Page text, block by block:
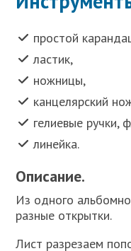
простой
ластик,
ножницы,
канцелярский
гелиевые ручки,
линейка.
Описание.
Из одного
разные открытки.
Лист разрезаем